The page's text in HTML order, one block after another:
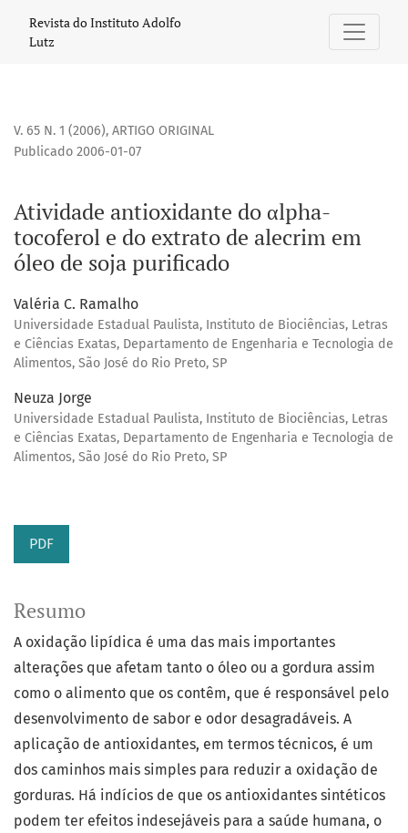
Atividade antioxidante do αlpha-tocoferol e do extrato
Revista do Instituto Adolfo
Lutz
V. 65 N. 1 (2006), ARTIGO ORIGINAL
Atividade antioxidante do αlpha-
tocoferol e do extrato de alecrim em
óleo de soja purificado
Publicado 2006-01-07
Valéria C. Ramalho
Universidade Estadual Paulista, Instituto de Biociências, Letras
e Ciências Exatas, Departamento de Engenharia e Tecnologia de
Alimentos, São José do Rio Preto, SP
Neuza Jorge
Universidade Estadual Paulista, Instituto de Biociências, Letras
e Ciências Exatas, Departamento de Engenharia e Tecnologia de
Alimentos, São José do Rio Preto, SP
PDF
Resumo
A oxidação lipídica é uma das mais importantes
alterações que afetam tanto o óleo ou a gordura assim
como o alimento que os contêm, que é responsável pelo
desenvolvimento de sabor e odor desagradáveis. A
aplicação de antioxidantes, em termos técnicos, é um
dos caminhos mais simples para reduzir a oxidação de
gorduras. Há indícios de que os antioxidantes sintéticos
podem ter efeitos indesejáveis para a saúde humana, o